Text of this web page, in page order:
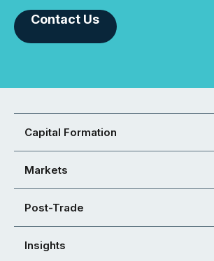
Contact Us
Capital Formation
Markets
Post-Trade
Insights